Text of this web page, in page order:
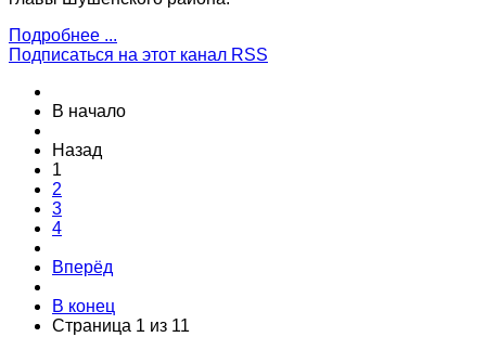
Подробнее ...
Подписаться на этот канал RSS
В начало
Назад
1
2
3
4
Вперёд
В конец
Страница 1 из 11